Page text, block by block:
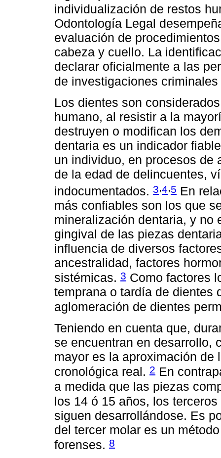
individualización de restos
Odontología Legal
evaluación de
cabeza y cuello. La
declarar oficialmente a las
de investigaciones
Los dientes son
humano, al resistir a la
destruyen o modifican los
dentaria es un indicador
un individuo, en procesos de
de la edad de delincuentes,
indocumentados. 3,4,5 En
más confiables son los que
mineralización dentaria, y no
gingival de las piezas
influencia de diversos
ancestralidad, factores
sistémicas. 3 Como factores
temprana o tardía de dientes
aglomeración de dientes
Teniendo en cuenta que,
se encuentran en desarrollo,
mayor es la aproximación de
cronológica real. 2 En
a medida que las piezas
los 14 ó 15 años, los
siguen desarrollándose. Es
del tercer molar es un
forenses. 8